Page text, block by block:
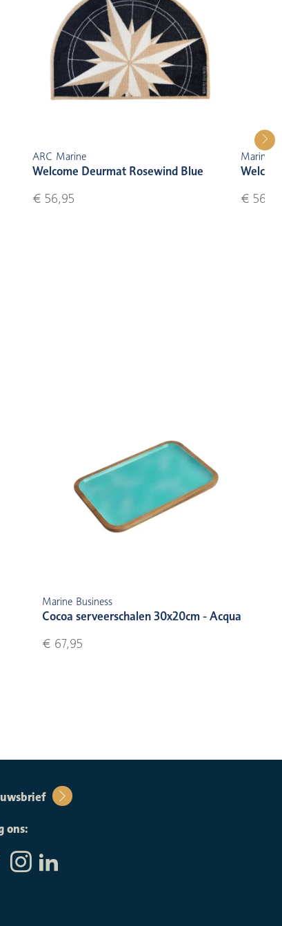
ARC Marine
Welcome Deurmat Rosewind Blue
€ 56,95
Marine
€ 56,95
Marine Business
Cocoa serveerschalen 30x20cm - Acqua
€ 67,95
ons: